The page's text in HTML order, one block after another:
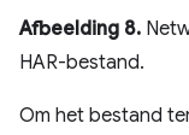
Afbeelding 8.
HAR-bestand.
Om het bestand